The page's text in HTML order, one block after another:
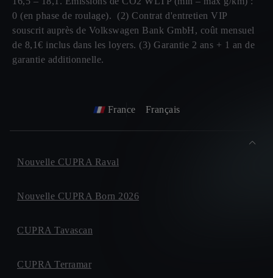
0 (en phase de roulage). (2) Contrat d'entretien VIP
souscrit auprès de Volkswagen Bank GmbH, coût mensuel
de 8,1€ inclus dans les loyers. (3) Garantie 2 ans + 1 an de
garantie additionnelle.
France Français
Nouvelle CUPRA Raval
Nouvelle CUPRA Born 2026
CUPRA Tavascan
CUPRA Terramar